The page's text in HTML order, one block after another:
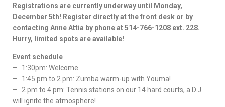
Registrations are currently underway until Monday,
December 5th! Register directly at the front desk or by
contacting Anne Attia by phone at 514-766-1208 ext. 228.
Hurry, limited spots are available!
Event schedule
– 1:30pm: Welcome
– 1:45 pm to 2 pm: Zumba warm-up with Youma!
– 2 pm to 4 pm: Tennis stations on our 14 hard courts, a D.J.
will ignite the atmosphere!